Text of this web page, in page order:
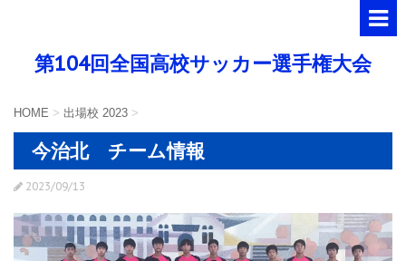
第104回全国高校サッカー選手権大会
HOME > 出場校 2023 >
今治北 チーム情報
2023/09/13